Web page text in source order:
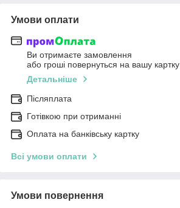
Умови оплати
Ви отримаєте замовлення
або гроші повернуться на вашу картку
Детальніше
Післяплата
Готівкою при отриманні
Оплата на банківську картку
Всі умови оплати
Умови повернення